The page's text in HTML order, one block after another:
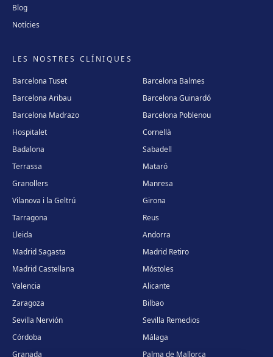
Blog
Notícies
LES NOSTRES CLÍNIQUES
Barcelona Tuset
Barcelona Balmes
Barcelona Aribau
Barcelona Guinardó
Barcelona Madrazo
Barcelona Poblenou
Hospitalet
Cornellà
Badalona
Sabadell
Terrassa
Mataró
Granollers
Manresa
Vilanova i la Geltrú
Girona
Tarragona
Reus
Lleida
Andorra
Madrid Sagasta
Madrid Retiro
Madrid Castellana
Móstoles
Valencia
Alicante
Zaragoza
Bilbao
Sevilla Nervión
Sevilla Remedios
Córdoba
Málaga
Granada
Palma de Mallorca